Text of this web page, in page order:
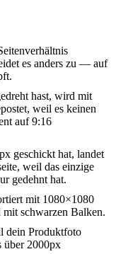
es anders zu — auf
hast, wird mit
weil es keinen
auf 9:16
geschickt hat, landet
weil das einzige
gedehnt hat.
mit 1080×1080
mit schwarzen Balken.
dein Produktfoto
über 2000px